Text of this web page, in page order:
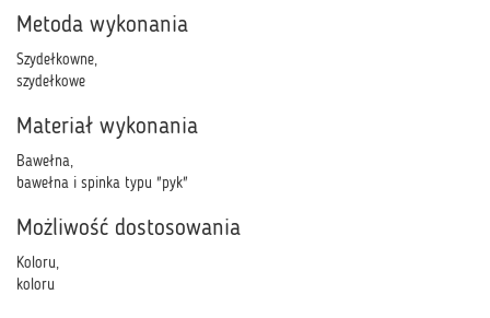
Metoda wykonania
Szydełkowne,
szydełkowe
Materiał wykonania
Bawełna,
bawełna i spinka typu "pyk"
Możliwość dostosowania
Koloru,
koloru